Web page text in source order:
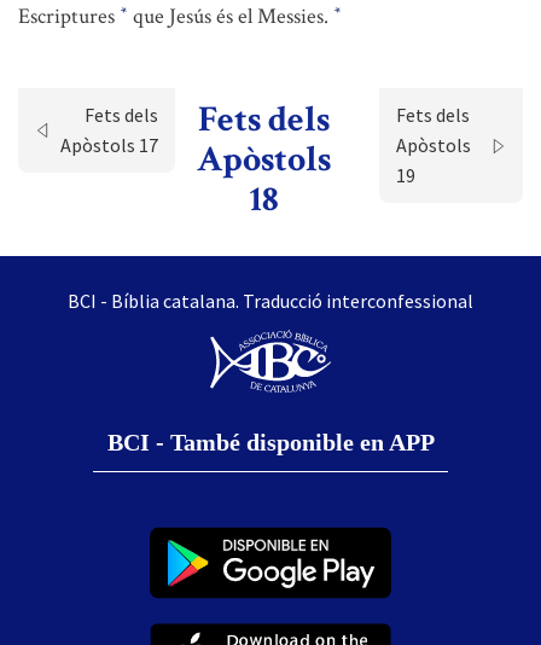
Escriptures * que Jesús és el Messies. *
Fets dels
Apòstols 17
Fets dels
Apòstols
18
Fets dels
Apòstols
19
BCI - Bíblia catalana. Traducció interconfessional
BCI - També disponible en APP